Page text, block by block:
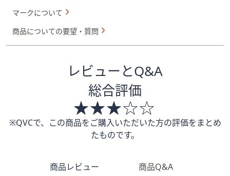
マークについて
商品についての要望・質問
レビューとQ&A
総合評価
※QVCで、この商品をご購入いただいた方の評価をまとめ
たものです。
商品レビュー 商品Q&A